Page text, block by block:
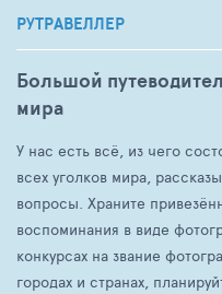
РУТРАВЕЛЛЕР
Большой
мира
У нас есть всё, из чего
всех уголков мира,
вопросы. Храните
воспоминания в виде
конкурсах на звание
городах и странах,